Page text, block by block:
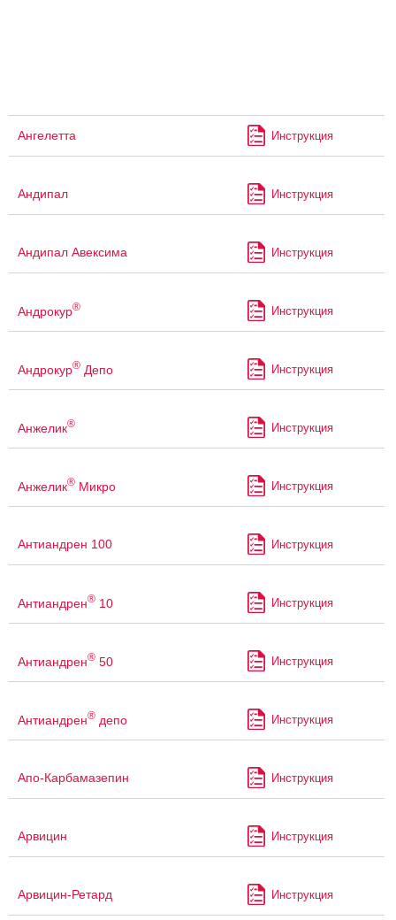
Ангелетта Инструкция
Андипал Инструкция
Андипал Авексима Инструкция
Андрокур® Инструкция
Андрокур® Депо Инструкция
Анжелик® Инструкция
Анжелик® Микро Инструкция
Антиандрен 100 Инструкция
Антиандрен® 10 Инструкция
Антиандрен® 50 Инструкция
Антиандрен® депо Инструкция
Апо-Карбамазепин Инструкция
Арвицин Инструкция
Арвицин-Ретард Инструкция